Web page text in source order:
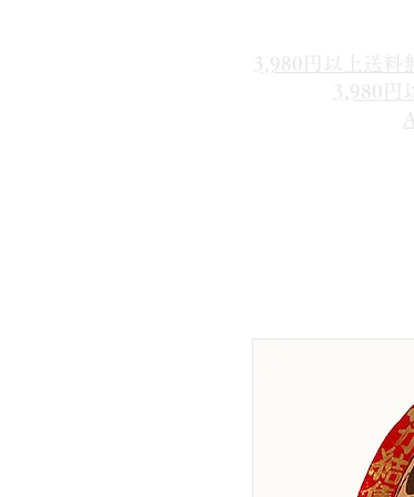
3,980円以上送料
3,980円